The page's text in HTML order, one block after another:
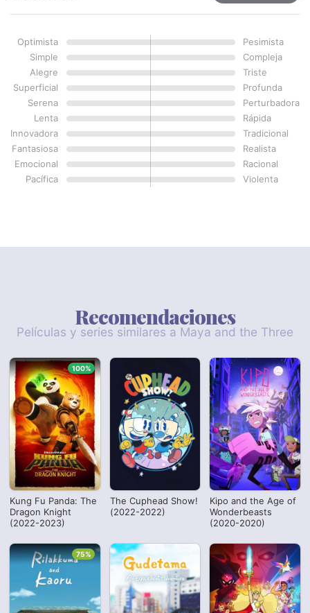
Optimista
Pesimista
Simple
Compleja
Alegre
Triste
Superficial
Profunda
Serena
Perturbadora
Lenta
Rápida
Innovadora
Tradicional
Fantasiosa
Realista
Emocional
Racional
Pacífica
Violenta
Recomendaciones
Películas y series similares a Maya and the Three
Kung Fu Panda: The
Dragon Knight
(2022-2023)
100%
The Cuphead Show!
(2022-2022)
Kipo and the Age of
Wonderbeasts
(2020-2020)
75%